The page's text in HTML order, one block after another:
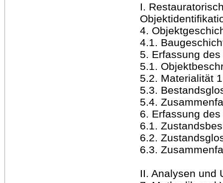
I.
4.
4.1.
5. Erfassung
5.1.
5.2. Materialität
5.3.
5.4.
6. Erfassung
6.1.
6.2.
6.3.
II. Analysen und